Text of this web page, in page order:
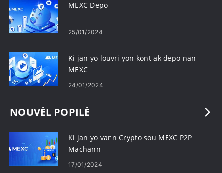
MEXC Depo
25/01/2024
Ki jan yo louvri yon kont ak depo nan
MEXC
24/01/2024
NOUVÈL POPILÈ
Ki jan yo vann Crypto sou MEXC P2P
Machann
17/01/2024